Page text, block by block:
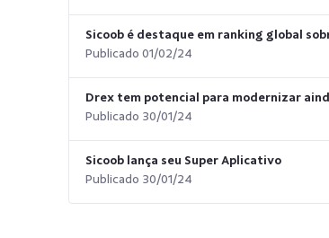
Sicoob é destaque em ranking global
Publicado 01/02/24
Drex tem potencial para modernizar
Publicado 30/01/24
Sicoob lança seu Super Aplicativo
Publicado 30/01/24